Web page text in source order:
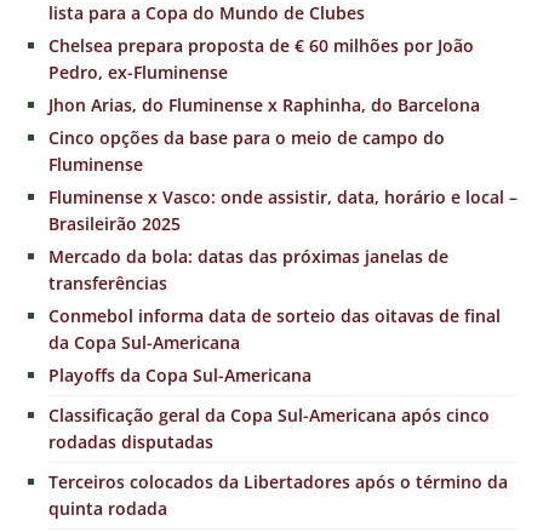
lista para a Copa do Mundo de Clubes
Chelsea prepara proposta de € 60 milhões por João
Pedro, ex-Fluminense
Jhon Arias, do Fluminense x Raphinha, do Barcelona
Cinco opções da base para o meio de campo do
Fluminense
Fluminense x Vasco: onde assistir, data, horário e local –
Brasileirão 2025
Mercado da bola: datas das próximas janelas de
transferências
Conmebol informa data de sorteio das oitavas de final
da Copa Sul-Americana
Playoffs da Copa Sul-Americana
Classificação geral da Copa Sul-Americana após cinco
rodadas disputadas
Terceiros colocados da Libertadores após o término da
quinta rodada